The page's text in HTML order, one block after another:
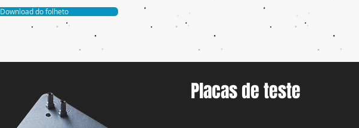
Download do folheto
Placas de teste